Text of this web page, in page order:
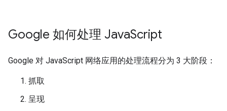
Google 如何处理 JavaScript
Google 对 JavaScript 网络应用的处理流程分为 3 大阶段：
抓取
呈现